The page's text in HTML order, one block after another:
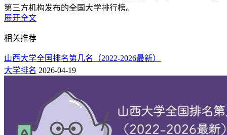
第三方机构发布的全国大学排行榜。
按艾瑞深中国校友会大学排行榜看，南京警察学院2024年、
其排名提升至第455名。
名
院校 所在地
类
型
办学层次
展开全文
相关推荐
山西大学全国排名第几名（2022-2026最新）
大学排名 2026-04-19